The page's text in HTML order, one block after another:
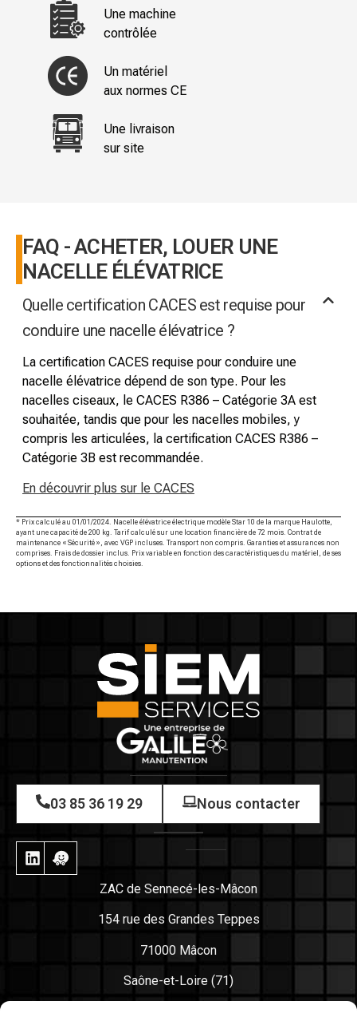
Une machine
contrôlée
Un matériel
aux normes CE
Une livraison
sur site
FAQ - ACHETER, LOUER UNE
NACELLE ÉLÉVATRICE
Quelle certification CACES est requise pour
conduire une nacelle élévatrice ?
La certification CACES requise pour conduire une
nacelle élévatrice dépend de son type. Pour les
nacelles ciseaux, le CACES R386 – Catégorie 3A est
souhaitée, tandis que pour les nacelles mobiles, y
compris les articulées, la certification CACES R386 –
Catégorie 3B est recommandée.
En découvrir plus sur le CACES
* Prix calculé au 01/01/2024. Nacelle élévatrice électrique modèle Star 10 de la marque Haulotte,
ayant une capacité de 200 kg. Tarif calculé sur une location financière de 72 mois. Contrat de
maintenance « Sécurité », avec VGP incluses. Transport non compris. Garanties et assurances non
comprises. Frais de dossier inclus. Prix variable en fonction des caractéristiques du matériel, de ses
options et des fonctionnalités choisies.
03 85 36 19 29 Nous contacter
ZAC de Sennecé-les-Mâcon
154 rue des Grandes Teppes
71000 Mâcon
Saône-et-Loire (71)